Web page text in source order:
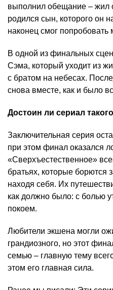
выполнил обещание – жил
родился сын, которого он
наконец смог попробовать
В одной из финальных
Сэма, который уходит из
с братом на небесах.
снова вместе, как и было
Достоин ли сериал
Заключительная серия
при этом финал оказался
«Сверхъестественное»
братьях, которые борются
находя себя. Их
как должно было: с болью
покоем.
Любители экшена могли
грандиозного, но этот
семью – главную тему
этом его главная сила.